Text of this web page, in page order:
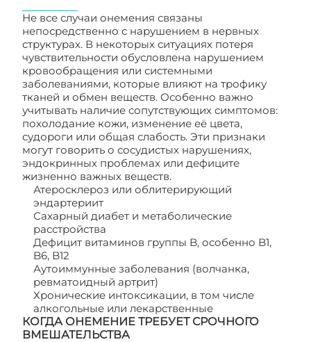
Не все случаи онемения связаны
непосредственно с нарушением в нервных
структурах. В некоторых ситуациях потеря
чувствительности обусловлена нарушением
кровообращения или системными
заболеваниями, которые влияют на трофику
тканей и обмен веществ. Особенно важно
учитывать наличие сопутствующих симптомов:
похолодание кожи, изменение её цвета,
судороги или общая слабость. Эти признаки
могут говорить о сосудистых нарушениях,
эндокринных проблемах или дефиците
жизненно важных веществ.
Атеросклероз или облитерирующий
эндартериит
Сахарный диабет и метаболические
расстройства
Дефицит витаминов группы B, особенно B1,
B6, B12
Аутоиммунные заболевания (волчанка,
ревматоидный артрит)
Хронические интоксикации, в том числе
алкогольные или лекарственные
КОГДА ОНЕМЕНИЕ ТРЕБУЕТ СРОЧНОГО
ВМЕШАТЕЛЬСТВА